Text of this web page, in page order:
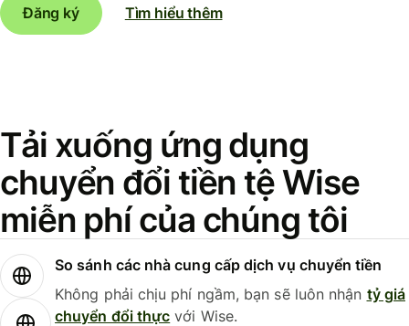
Đăng ký
Tìm hiểu thêm
Tải xuống ứng dụng
chuyển đổi tiền tệ Wise
miễn phí của chúng tôi
So sánh các nhà cung cấp dịch vụ chuyển tiền
Không phải chịu phí ngầm, bạn sẽ luôn nhận tỷ giá
chuyển đổi thực với Wise.